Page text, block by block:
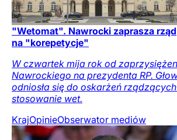
"Wetomat". Nawrocki zaprasza rząd
na "korepetycje"
W czwartek mija rok od
Nawrockiego na prezydenta RP.
odniosła się do oskarżeń
stosowanie wet.
KrajOpinieObserwator mediów